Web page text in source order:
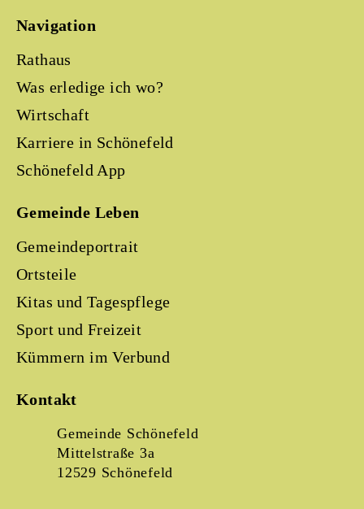
Navigation
Rathaus
Was erledige ich wo?
Wirtschaft
Karriere in Schönefeld
Schönefeld App
Gemeinde Leben
Gemeindeportrait
Ortsteile
Kitas und Tagespflege
Sport und Freizeit
Kümmern im Verbund
Kontakt
Gemeinde Schönefeld
Mittelstraße 3a
12529 Schönefeld